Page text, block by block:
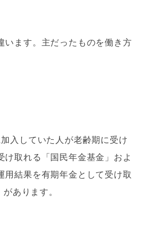
います。主だったものを働き方
入していた人が老齢期に受け
取れる「国民年金基金」およ
用結果を有期年金として受け取
があります。